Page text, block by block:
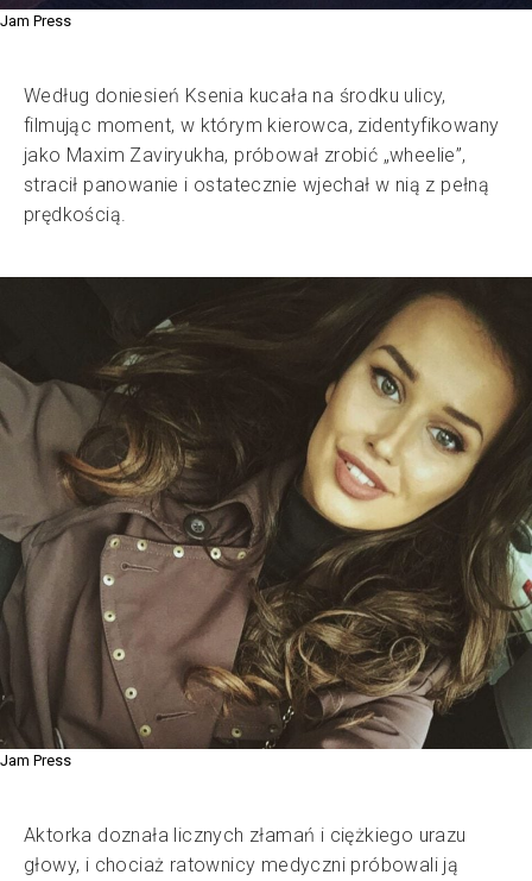
Jam Press
Według doniesień Ksenia kucała na środku ulicy,
filmując moment, w którym kierowca, zidentyfikowany
jako Maxim Zaviryukha, próbował zrobić „wheelie”,
stracił panowanie i ostatecznie wjechał w nią z pełną
prędkością.
Jam Press
Aktorka doznała licznych złamań i ciężkiego urazu
głowy, i chociaż ratownicy medyczni próbowali ją